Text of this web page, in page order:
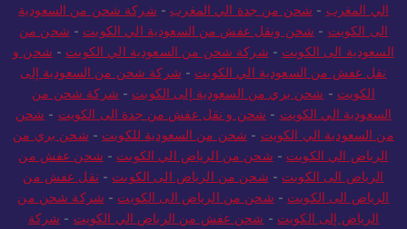
الي المغرب - شحن من جدة الي المغرب - شركة شحن من السعودية
الى الكويت - شحن ونقل عفش من السعودية الي الكويت - شحن من
السعودية الى الكويت - شركة شحن من السعودية الي الكويت - شحن و
نقل عفش من السعودية الي الكويت - شركة شحن من السعودية إلى
الكويت - شحن بري من السعودية إلى الكويت - شركة شحن من
السعودية الي الكويت - شحن و نقل عفش من جدة الى الكويت - شحن
من السعودية الي الكويت - شحن من السعودية للكويت - شحن بري من
الرياض الي الكويت - شحن من الرياض الي الكويت - شحن عفش من
الرياض الى الكويت - شحن من الرياض الى الكويت - نقل عفش من
الرياض الى الكويت - شحن من الرياض الى الكويت - شركة شحن من
الرياض إلى الكويت - شحن عفش من الرياض الي الكويت - شركة